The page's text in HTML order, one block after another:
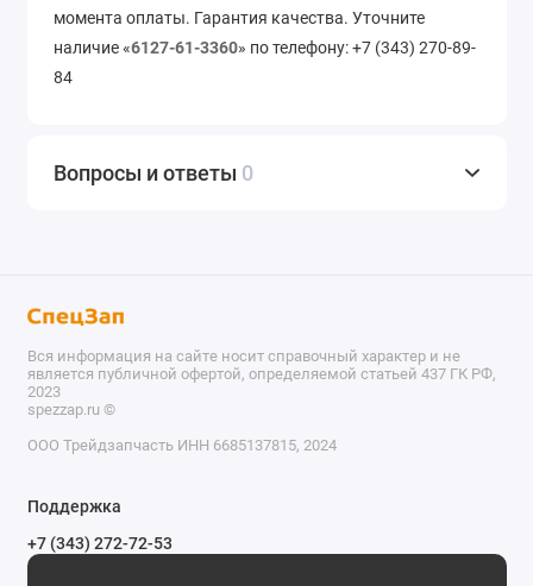
момента оплаты. Гарантия качества. Уточните
наличие «6127-61-3360» по телефону: +7 (343) 270-89-
84
Вопросы и ответы 0
Вся информация на сайте носит справочный характер и не
является публичной офертой, определяемой статьей 437 ГК РФ,
2023
spezzap.ru ©️
ООО Трейдзапчасть ИНН 6685137815, 2024
Поддержка
+7 (343) 272-72-53
Обратный звонок